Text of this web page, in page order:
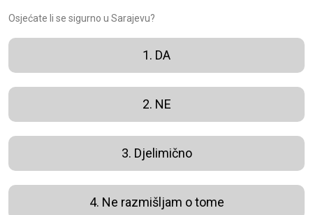
Osjećate li se sigurno u Sarajevu?
1. DA
2. NE
3. Djelimično
4. Ne razmišljam o tome